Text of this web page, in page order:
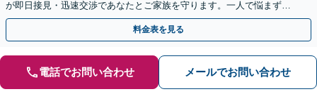
が即日接見・迅速交渉であなたとご家族を守ります。一人で悩まず今
すぐご相談ください【英語対応可能】
料金表を見る
電話でお問い合わせ メールでお問い合わせ